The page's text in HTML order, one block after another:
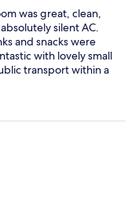
was great, clean,
silent AC.
and snacks were
with lovely small
transport within a
in Kyoto another